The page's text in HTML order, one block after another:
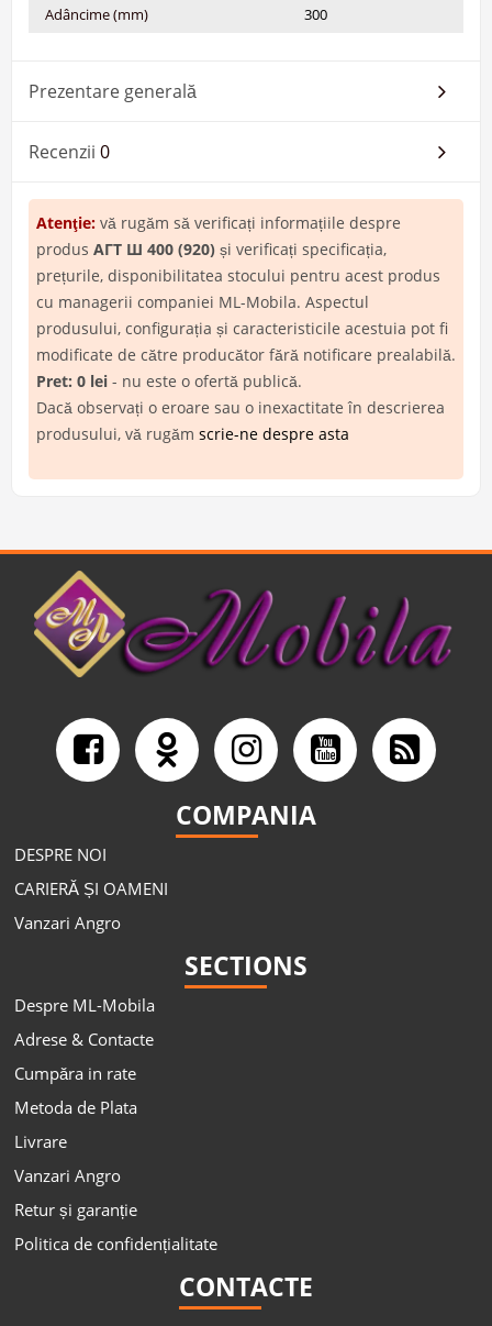
Adâncime (mm)
300
Prezentare generală
Recenzii 0
Atenţie: vă rugăm să verificați informațiile despre
produs АГТ Ш 400 (920) și verificați specificația,
prețurile, disponibilitatea stocului pentru acest produs
cu managerii companiei ML-Mobila. Aspectul
produsului, configurația și caracteristicile acestuia pot fi
modificate de către producător fără notificare prealabilă.
Pret: 0 lei - nu este o ofertă publică.
Dacă observați o eroare sau o inexactitate în descrierea
produsului, vă rugăm scrie-ne despre asta
COMPANIA
DESPRE NOI
CARIERĂ ȘI OAMENI
Vanzari Angro
SECTIONS
Despre ML-Mobila
Adrese & Contacte
Cumpăra in rate
Metoda de Plata
Livrare
Vanzari Angro
Retur și garanție
Politica de confidențialitate
CONTACTE